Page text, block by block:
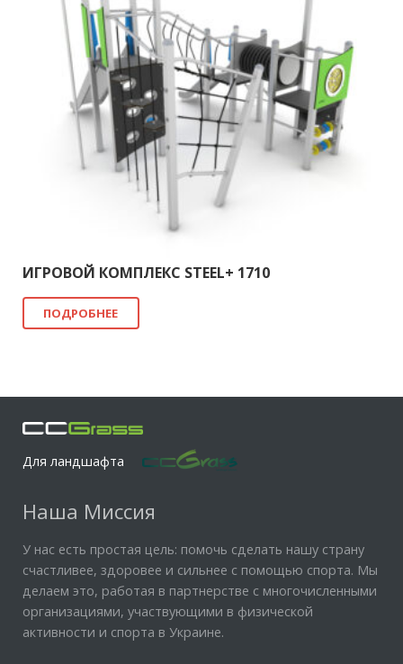
ИГРОВОЙ КОМПЛЕКС STEEL+ 1710
ПОДРОБНЕЕ
Для ландшафта
Наша Миссия
У нас есть простая цель: помочь сделать нашу страну
счастливее, здоровее и сильнее с помощью спорта. Мы
делаем это, работая в партнерстве с многочисленными
организациями, участвующими в физической
активности и спорта в Украине.